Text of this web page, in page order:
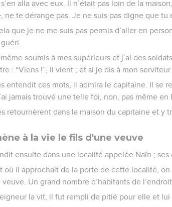
alla avec eux. Il n’était pas loin de la
ne te dérange pas. Je ne suis pas digne que tu
que je ne me suis pas permis d’aller en
soumis à mes supérieurs et j’ai des
: “Viens !”, il vient ; et si je dis à mon serviteur
entendit ces mots, il admira le capitaine. Il se
jamais trouvé une telle foi, non, pas même en
retournèrent dans la maison du capitaine et y
à la vie le fils d'une veuve
ensuite dans une localité appelée Naïn ;
où il approchait de la porte de cette localité,
veuve. Un grand nombre d’habitants de
la vit, il fut rempli de pitié pour elle et lui